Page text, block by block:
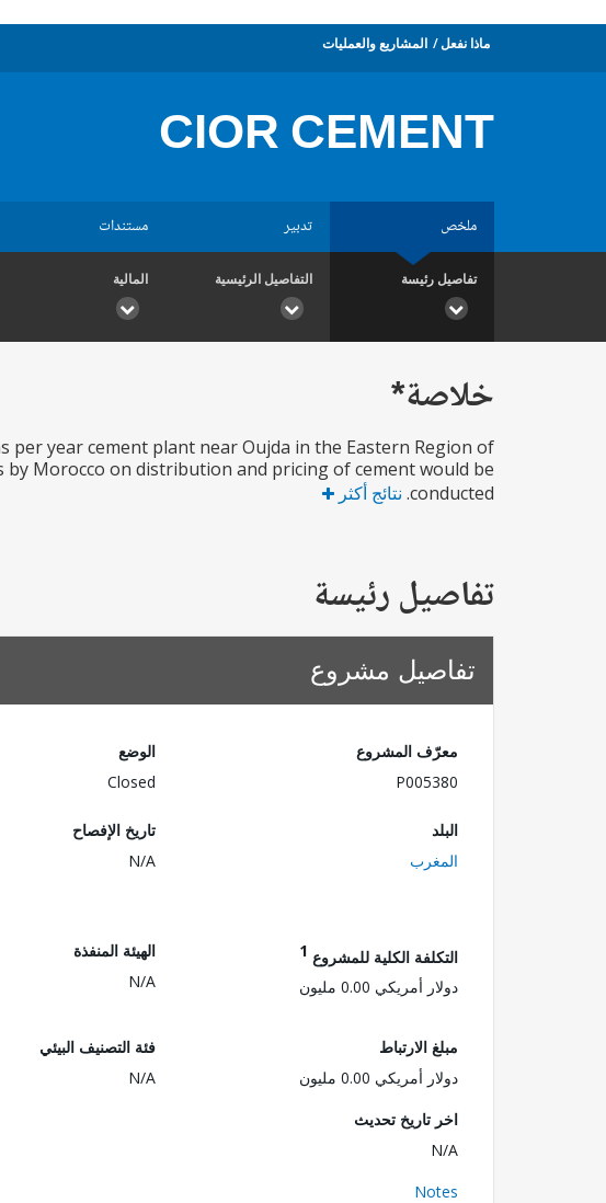
ماذا نفعل المشاريع والعمليات
CIOR CEMENT
ملخص تدبير مستندات
تفاصيل رئيسة التفاصيل الرئيسية المالية
خلاصة*
year cement plant near Oujda in the Eastern Region of
Morocco on distribution and pricing of cement would be
conducted. نتائج أكثر
تفاصيل رئيسة
تفاصيل مشروع
معرّف المشروع
P005380
الوضع
Closed
البلد
المغرب
تاريخ الإفصاح
N/A
التكلفة الكلية للمشروع 1
دولار أمريكي 0.00 مليون
الهيئة المنفذة
N/A
مبلغ الارتباط
دولار أمريكي 0.00 مليون
فئة التصنيف البيئي
N/A
اخر تاريخ تحديث
N/A
Notes